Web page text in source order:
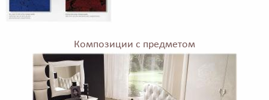
Композиции с предметом